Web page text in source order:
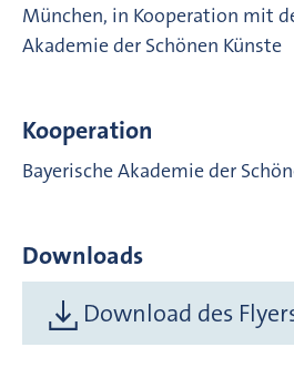
München, in Kooperation mit
Akademie der Schönen Künste
Kooperation
Bayerische Akademie der
Downloads
Download des